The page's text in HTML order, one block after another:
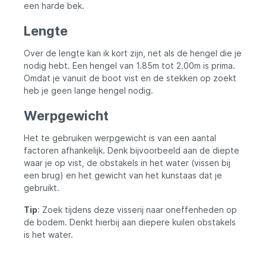
een harde bek.
Lengte
Over de lengte kan ik kort zijn, net als de hengel die je
nodig hebt. Een hengel van 1.85m tot 2.00m is prima.
Omdat je vanuit de boot vist en de stekken op zoekt
heb je geen lange hengel nodig.
Werpgewicht
Het te gebruiken werpgewicht is van een aantal
factoren afhankelijk. Denk bijvoorbeeld aan de diepte
waar je op vist, de obstakels in het water (vissen bij
een brug) en het gewicht van het kunstaas dat je
gebruikt.
Tip: Zoek tijdens deze visserij naar oneffenheden op
de bodem. Denkt hierbij aan diepere kuilen obstakels
is het water.